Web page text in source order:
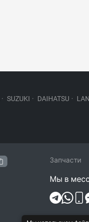
· SUZUKI · DAIHATSU ·
Запчасти
Мы в
Политика